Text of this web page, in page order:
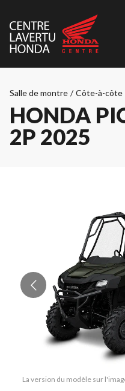
Salle de montre / Côte-à-côte
HONDA
2P 2025
La version du modèle sur